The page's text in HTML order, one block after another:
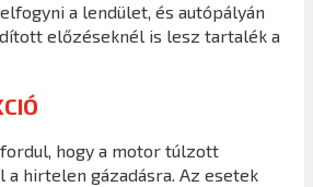
a lendület, és autópályán
előzéseknél is lesz tartalék a
hogy a motor túlzott
a hirtelen gázadásra. Az esetek